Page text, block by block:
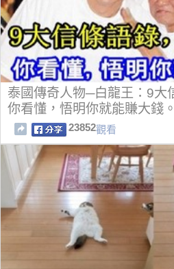
泰國傳奇人物─白龍王：9大
你看懂，悟明你就能賺大錢。
23852觀看